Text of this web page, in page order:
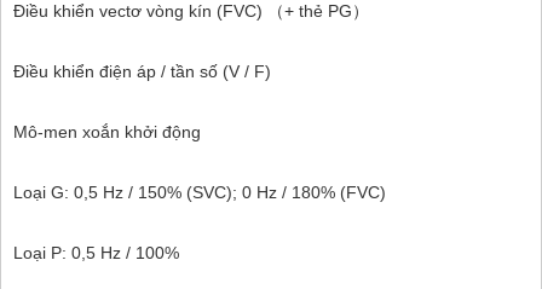
Điều khiển vectơ vòng kín (FVC) （+ thẻ PG）
Điều khiển điện áp / tần số (V / F)
Mô-men xoắn khởi động
Loại G: 0,5 Hz / 150% (SVC); 0 Hz / 180% (FVC)
Loại P: 0,5 Hz / 100%